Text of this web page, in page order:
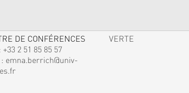
DE CONFÉRENCES
+33 2 51 85 85 57
emna.berrich@univ-
VERTE